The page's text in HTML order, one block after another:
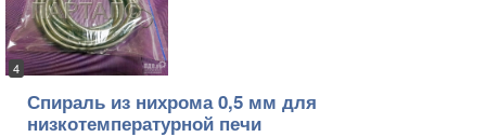
4
Спираль из нихрома 0,5 мм для
низкотемпературной печи